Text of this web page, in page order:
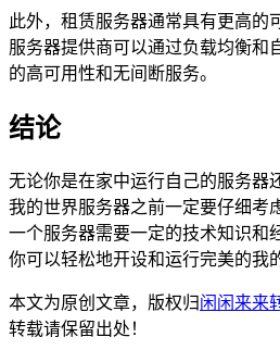
此外，租赁服务器通常具有更高的
服务器提供商可以通过负载均衡和
的高可用性和无间断服务。
结论
无论你是在家中运行自己的服务器
我的世界服务器之前一定要仔细考
一个服务器需要一定的技术知识和
你可以轻松地开设和运行完美的我
本文为原创文章，版权归闲闲来来
转载请保留出处！